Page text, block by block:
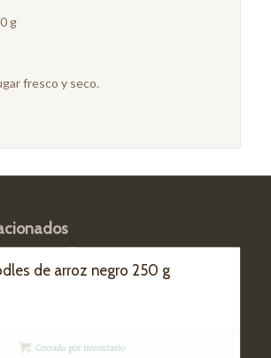
g
fresco y seco.
de arroz negro 250 g
Cerrado por inventario